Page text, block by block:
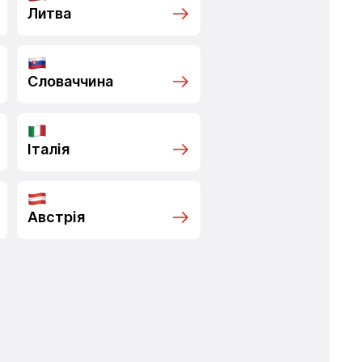
Литва
Словаччина
Італія
Австрія